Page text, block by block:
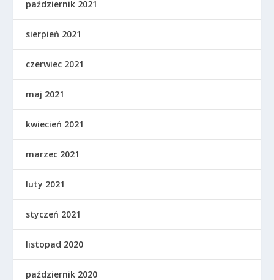
październik 2021
sierpień 2021
czerwiec 2021
maj 2021
kwiecień 2021
marzec 2021
luty 2021
styczeń 2021
listopad 2020
październik 2020